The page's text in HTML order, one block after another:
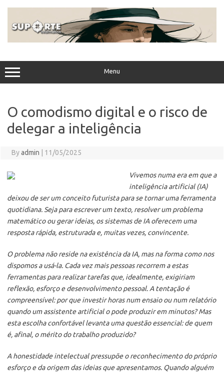
Menu
O comodismo digital e o risco de
delegar a inteligência
Byadmin 11/05/2025
Vivemos numa era em que a
inteligência artificial (IA)
deixou de ser um conceito futurista para se tornar uma ferramenta
quotidiana. Seja para escrever um texto, resolver um problema
matemático ou gerar ideias, os sistemas de IA oferecem uma
resposta rápida, estruturada e, muitas vezes, convincente.
O problema não reside na existência da IA, mas na forma como nos
dispomos a usá-la. Cada vez mais pessoas recorrem a estas
ferramentas para realizar tarefas que, idealmente, exigiriam
reflexão, esforço e desenvolvimento pessoal. A tentação é
compreensível: por que investir horas num ensaio ou num relatório
quando um assistente artificial o pode produzir em minutos? Mas
esta escolha confortável levanta uma questão essencial: de quem
é, afinal, o mérito do trabalho produzido?
A honestidade intelectual pressupõe o reconhecimento do próprio
esforço e da origem das ideias que apresentamos. Quando alguém